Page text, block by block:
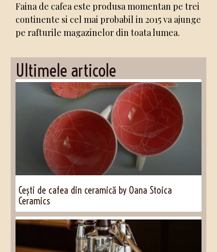
Faina de cafea este produsa momentan pe trei
continente si cel mai probabil in 2015 va ajunge
pe rafturile magazinelor din toata lumea.
Ultimele articole
Cești de cafea din ceramică by Oana Stoica
Ceramics